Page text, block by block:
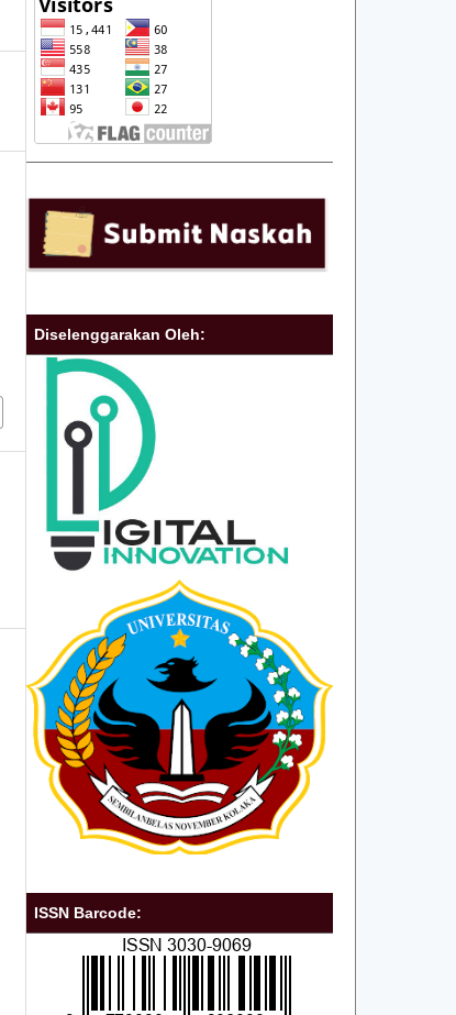
Diselenggarakan Oleh:
ISSN Barcode: